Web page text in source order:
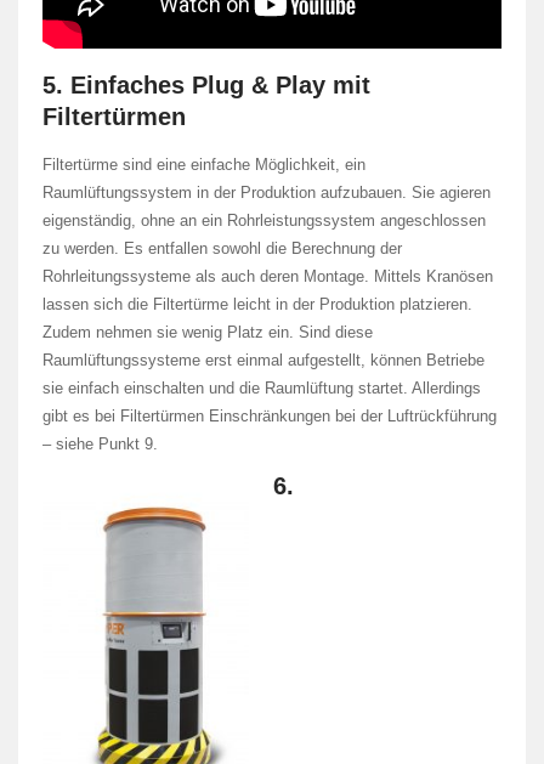
5. Einfaches Plug & Play mit
Filtertürmen
Filtertürme sind eine einfache Möglichkeit, ein
Raumlüftungssystem in der Produktion aufzubauen. Sie agieren
eigenständig, ohne an ein Rohrleistungssystem angeschlossen
zu werden. Es entfallen sowohl die Berechnung der
Rohrleitungssysteme als auch deren Montage. Mittels Kranösen
lassen sich die Filtertürme leicht in der Produktion platzieren.
Zudem nehmen sie wenig Platz ein. Sind diese
Raumlüftungssysteme erst einmal aufgestellt, können Betriebe
sie einfach einschalten und die Raumlüftung startet. Allerdings
gibt es bei Filtertürmen Einschränkungen bei der Luftrückführung
– siehe Punkt 9.
6.